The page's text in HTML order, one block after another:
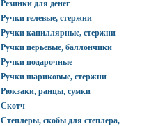
Резинки для денег
Ручки гелевые, стержни
Ручки капиллярные, стержни
Ручки перьевые, баллончики
Ручки подарочные
Ручки шариковые, стержни
Рюкзаки, ранцы, сумки
Скотч
Степлеры, скобы для степлера,